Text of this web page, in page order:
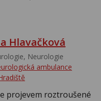
Hlavačková
Neurologie
ambulance
projevem roztroušené